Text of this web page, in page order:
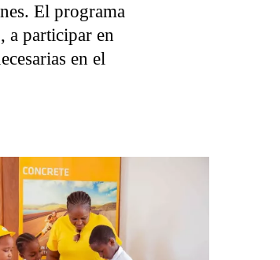
El programa
a participar en
en el